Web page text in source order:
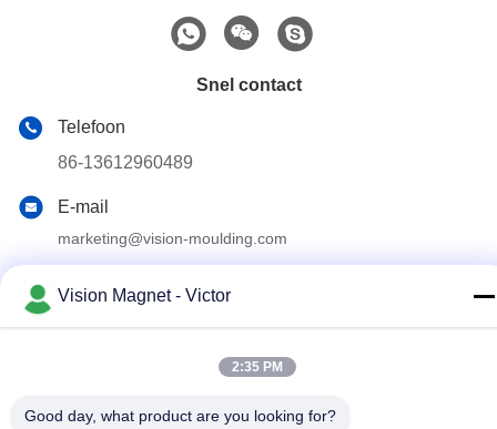
Snel contact
Telefoon
86-13612960489
E-mail
marketing@vision-moulding.com
1/F, die 7, Zhengqiangda-Wetenschap en Technologiepark,
Xiangyang-Road, Shigu-Gemeenschap, Tangxia-Stad,
Vision Magnet - Victor
2:35 PM
Good day, what product are you looking for?